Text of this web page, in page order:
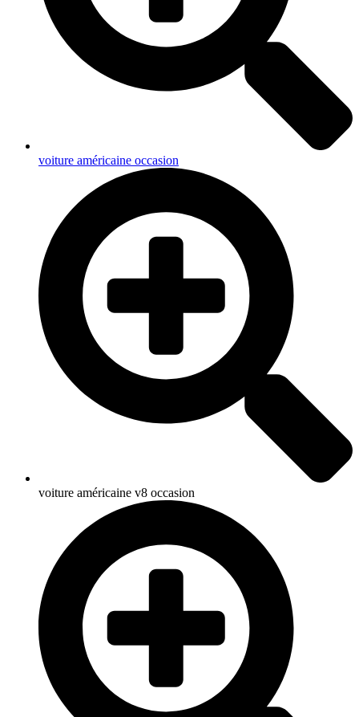
voiture américaine occasion
voiture américaine v8 occasion